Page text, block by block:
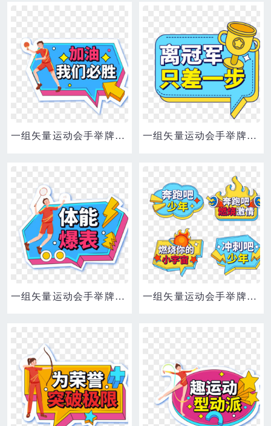
一组矢量运动会手举牌套图合集元素五 一组矢量运动会手举牌合集元素五
一组矢量运动会手举牌套图合集元素四 一组矢量运动会手举牌合集元素